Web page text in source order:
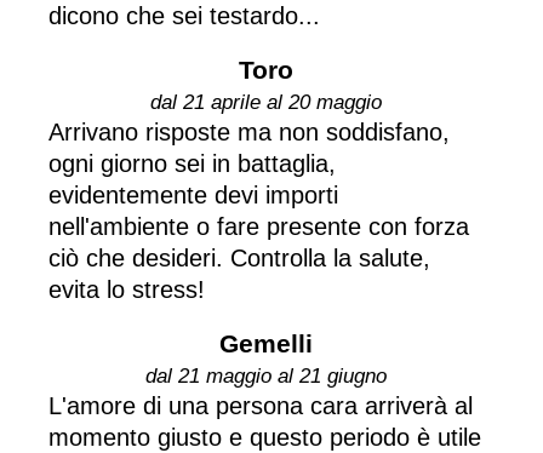
dicono che sei testardo...
Toro
dal 21 aprile al 20 maggio
Arrivano risposte ma non soddisfano,
ogni giorno sei in battaglia,
evidentemente devi importi
nell'ambiente o fare presente con forza
ciò che desideri. Controlla la salute,
evita lo stress!
Gemelli
dal 21 maggio al 21 giugno
L'amore di una persona cara arriverà al
momento giusto e questo periodo è utile